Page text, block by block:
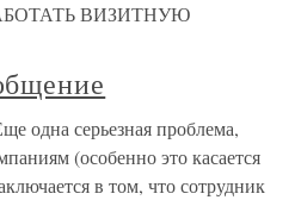
ВИЗИТНУЮ
одна серьезная проблема,
(особенно это касается
в том, что сотрудник